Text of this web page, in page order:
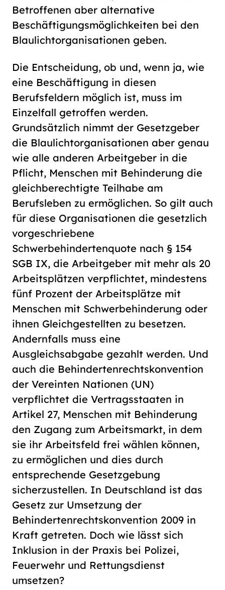
Betroffenen aber alternative
Beschäftigungsmöglichkeiten bei den
Blaulichtorganisationen geben.
Die Entscheidung, ob und, wenn ja, wie
eine Beschäftigung in diesen
Berufsfeldern möglich ist, muss im
Einzelfall getroffen werden.
Grundsätzlich nimmt der Gesetzgeber
die Blaulichtorganisationen aber genau
wie alle anderen Arbeitgeber in die
Pflicht, Menschen mit Behinderung die
gleichberechtigte Teilhabe am
Berufsleben zu ermöglichen. So gilt auch
für diese Organisationen die gesetzlich
vorgeschriebene
Schwerbehindertenquote nach § 154
SGB IX, die Arbeitgeber mit mehr als 20
Arbeitsplätzen verpflichtet, mindestens
fünf Prozent der Arbeitsplätze mit
Menschen mit Schwerbehinderung oder
ihnen Gleichgestellten zu besetzen.
Andernfalls muss eine
Ausgleichsabgabe gezahlt werden. Und
auch die Behindertenrechtskonvention
der Vereinten Nationen (UN)
verpflichtet die Vertragsstaaten in
Artikel 27, Menschen mit Behinderung
den Zugang zum Arbeitsmarkt, in dem
sie ihr Arbeitsfeld frei wählen können,
zu ermöglichen und dies durch
entsprechende Gesetzgebung
sicherzustellen. In Deutschland ist das
Gesetz zur Umsetzung der
Behindertenrechtskonvention 2009 in
Kraft getreten. Doch wie lässt sich
Inklusion in der Praxis bei Polizei,
Feuerwehr und Rettungsdienst
umsetzen?